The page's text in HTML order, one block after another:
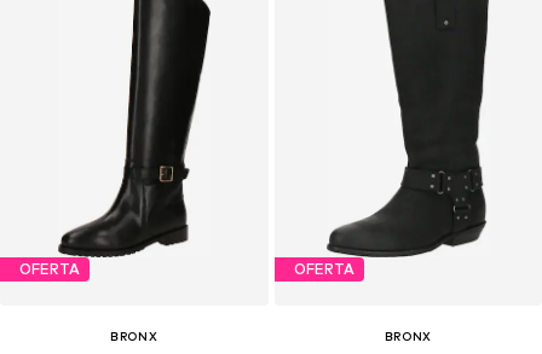
OFERTA
BRONX
OFERTA
BRONX